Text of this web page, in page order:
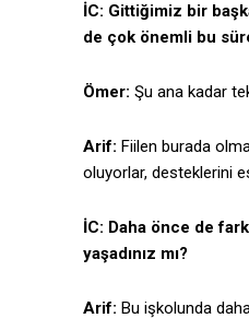
İC: Gittiğimiz bir
de çok önemli bu
Ömer: Şu ana kadar
Arif: Fiilen burada
oluyorlar, desteklerini
İC: Daha önce de
yaşadınız mı?
Arif: Bu işkolunda